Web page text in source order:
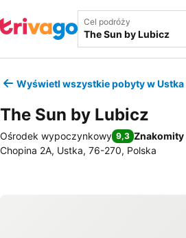
Cel podróży
Wyświetl wszystkie pobyty w Ustka
The Sun by Lubicz
Ośrodek wypoczynkowy 9,3 Znakomity
Chopina 2A, Ustka, 76-270, Polska